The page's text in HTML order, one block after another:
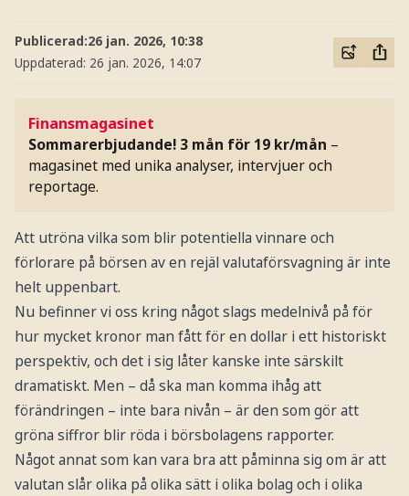
Publicerad:26 jan. 2026, 10:38
Uppdaterad: 26 jan. 2026, 14:07
Finansmagasinet
Sommarerbjudande! 3 mån för 19 kr/mån –
magasinet med unika analyser, intervjuer och
reportage.
Att utröna vilka som blir potentiella vinnare och
förlorare på börsen av en rejäl valutaförsvagning är inte
helt uppenbart.
Nu befinner vi oss kring något slags medelnivå på för
hur mycket kronor man fått för en dollar i ett historiskt
perspektiv, och det i sig låter kanske inte särskilt
dramatiskt. Men – då ska man komma ihåg att
förändringen – inte bara nivån – är den som gör att
gröna siffror blir röda i börsbolagens rapporter.
Något annat som kan vara bra att påminna sig om är att
valutan slår olika på olika sätt i olika bolag och i olika